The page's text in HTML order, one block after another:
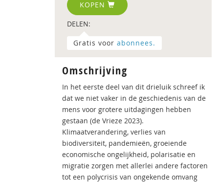
KOPEN
DELEN:
Gratis voor abonnees.
Omschrijving
In het eerste deel van dit drieluik schreef ik
dat we niet vaker in de geschiedenis van de
mens voor grotere uitdagingen hebben
gestaan (de Vrieze 2023).
Klimaatverandering, verlies van
biodiversiteit, pandemieën, groeiende
economische ongelijkheid, polarisatie en
migratie zorgen met allerlei andere factoren
tot een polycrisis van ongekende omvang